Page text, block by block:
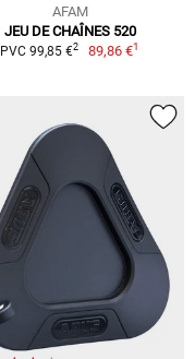
AFAM
JEU DE CHAÎNES 520
PVC 99,85 €2 89,86 €1